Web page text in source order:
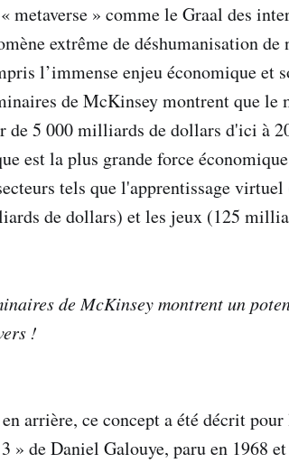
metaverse » comme le Graal des
extrême de déshumanisation de
l’immense enjeu économique et
de McKinsey montrent que le
de 5 000 milliards de dollars d'ici à
est la plus grande force
tels que l'apprentissage
de dollars) et les jeux (125
de McKinsey montrent un
!
arrière, ce concept a été décrit
» de Daniel Galouye, paru en 1968